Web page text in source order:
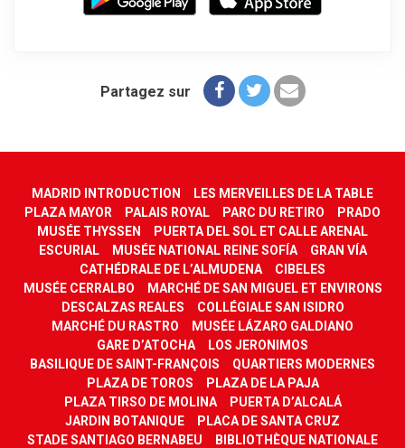
Partagez sur
MADRID INTRODUCTION
LES MERVEILLES DE LA TABLE
PLAZA MAYOR
PALAIS ROYAL PARC DU RETIRO
PRADO
MUSÉE THYSSEN
PUERTA DEL SOL ET CALLE ARENAL
ESCURIAL
MUSÉE NATIONAL REINE SOFÍA
GRAN VÍA
CATHÉDRALE DE L’ALMUDENA
CIBELES
MUSÉE CERRALBO
MARCHÉ DE SAN MIGUEL ET ENVIRONS
DESCALZAS REALES
COLLÉGIALE SAN ISIDRO
MARCHÉ DU RASTRO
MUSÉE LÁZARO GALDIANO
GARE D’ATOCHA
LOS JERONIMOS
BASILIQUE DE SAINT-FRANÇOIS
QUARTIERS MODERNES
PLAZA DE TOROS
PLAZA DE LA PAJA
PLAZA TIRSO DE MOLINA
PUERTA D’ALCALÁ
JARDIN BOTANIQUE
PLACA DE SANTA CRUZ
STADE SANTIAGO BERNABEU
BIBLIOTHÈQUE NATIONALE